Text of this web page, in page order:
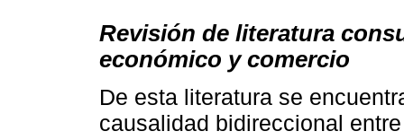
Revisión de literatura
económico y comercio
De esta literatura se
causalidad bidireccional